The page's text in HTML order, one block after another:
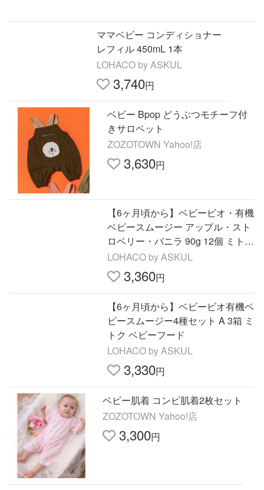
ママベビー コンディショナー
レフィル 450mL 1本
LOHACO by ASKUL
3,740円
ベビー Bpop どうぶつモチーフ付
きサロペット
ZOZOTOWN Yahoo!店
3,630円
【6ヶ月頃から】ベビービオ・有機
ベビースムージー アップル・スト
ロベリー・バニラ 90g 12個 ミトク
ベビーフード
LOHACO by ASKUL
3,360円
【6ヶ月頃から】ベビービオ有機ベ
ビースムージー4種セット A 3箱 ミ
トク ベビーフード
LOHACO by ASKUL
3,330円
ベビー肌着 コンビ肌着2枚セット
ZOZOTOWN Yahoo!店
3,300円